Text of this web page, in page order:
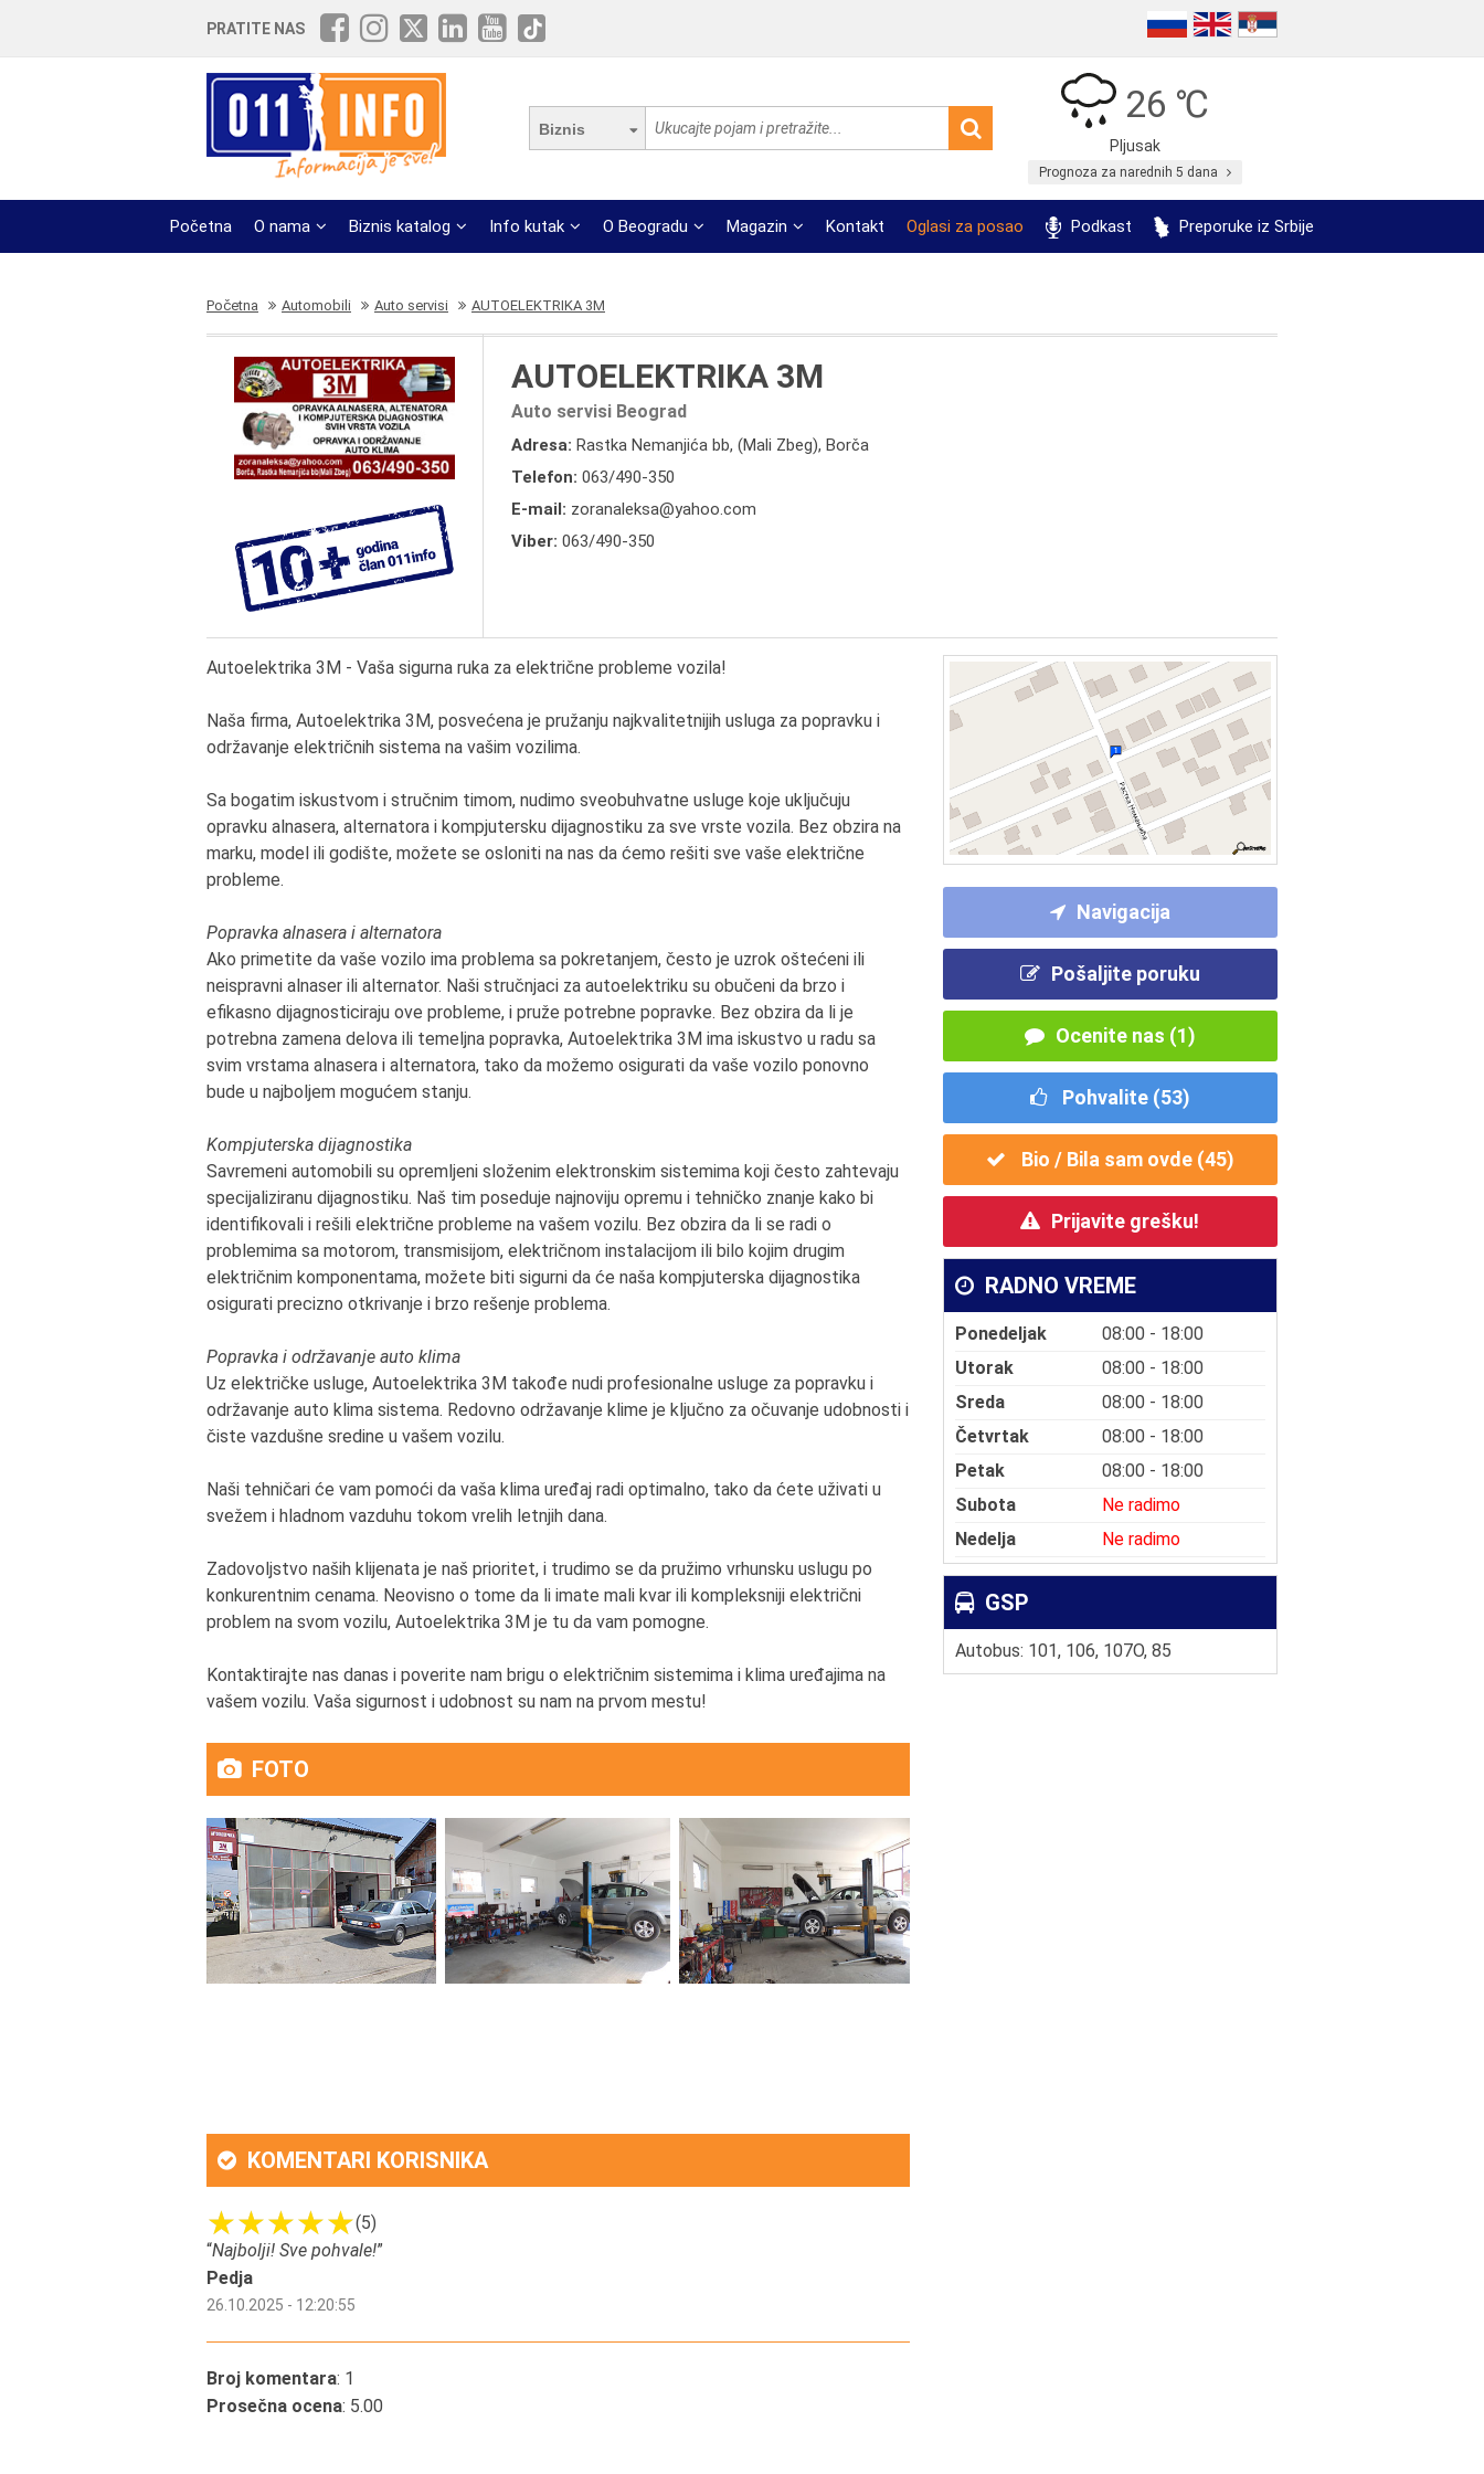
PRATITE NAS
Biznis
26 ℃
Pljusak
Prognoza za narednih 5 dana
Početna O nama Biznis katalog Info kutak O Beogradu Magazin Kontakt Oglasi za posao Podkast Preporuke iz Srbije
Početna Automobili Auto servisi AUTOELEKTRIKA 3M
AUTOELEKTRIKA 3M
Auto servisi Beograd
Adresa: Rastka Nemanjića bb, (Mali Zbeg), Borča
Telefon: 063/490-350
E-mail: zoranaleksa@yahoo.com
Viber: 063/490-350
Navigacija
Pošaljite poruku
Ocenite nas (1)
Pohvalite (53)
Bio / Bila sam ovde (45)
Prijavite grešku!
RADNO VREME
Ponedeljak
08:00 - 18:00
Utorak
08:00 - 18:00
Sreda
08:00 - 18:00
Četvrtak
08:00 - 18:00
Petak
08:00 - 18:00
Subota
Ne radimo
Nedelja
Ne radimo
GSP
Autobus: 101, 106, 107O, 85
Autoelektrika 3M - Vaša sigurna ruka za električne probleme vozila!
Naša firma, Autoelektrika 3M, posvećena je pružanju najkvalitetnijih usluga za popravku i
održavanje električnih sistema na vašim vozilima.
Sa bogatim iskustvom i stručnim timom, nudimo sveobuhvatne usluge koje uključuju
opravku alnasera, alternatora i kompjutersku dijagnostiku za sve vrste vozila. Bez obzira na
marku, model ili godište, možete se osloniti na nas da ćemo rešiti sve vaše električne
probleme.
Popravka alnasera i alternatora
Ako primetite da vaše vozilo ima problema sa pokretanjem, često je uzrok oštećeni ili
neispravni alnaser ili alternator. Naši stručnjaci za autoelektriku su obučeni da brzo i
efikasno dijagnosticiraju ove probleme, i pruže potrebne popravke. Bez obzira da li je
potrebna zamena delova ili temeljna popravka, Autoelektrika 3M ima iskustvo u radu sa
svim vrstama alnasera i alternatora, tako da možemo osigurati da vaše vozilo ponovno
bude u najboljem mogućem stanju.
Kompjuterska dijagnostika
Savremeni automobili su opremljeni složenim elektronskim sistemima koji često zahtevaju
specijaliziranu dijagnostiku. Naš tim poseduje najnoviju opremu i tehničko znanje kako bi
identifikovali i rešili električne probleme na vašem vozilu. Bez obzira da li se radi o
problemima sa motorom, transmisijom, električnom instalacijom ili bilo kojim drugim
električnim komponentama, možete biti sigurni da će naša kompjuterska dijagnostika
osigurati precizno otkrivanje i brzo rešenje problema.
Popravka i održavanje auto klima
Uz električke usluge, Autoelektrika 3M takođe nudi profesionalne usluge za popravku i
održavanje auto klima sistema. Redovno održavanje klime je ključno za očuvanje udobnosti i
čiste vazdušne sredine u vašem vozilu.
Naši tehničari će vam pomoći da vaša klima uređaj radi optimalno, tako da ćete uživati u
svežem i hladnom vazduhu tokom vrelih letnjih dana.
Zadovoljstvo naših klijenata je naš prioritet, i trudimo se da pružimo vrhunsku uslugu po
konkurentnim cenama. Neovisno o tome da li imate mali kvar ili kompleksniji električni
problem na svom vozilu, Autoelektrika 3M je tu da vam pomogne.
Kontaktirajte nas danas i poverite nam brigu o električnim sistemima i klima uređajima na
vašem vozilu. Vaša sigurnost i udobnost su nam na prvom mestu!
FOTO
KOMENTARI KORISNIKA
(5)
“Najbolji! Sve pohvale!”
Pedja
26.10.2025 - 12:20:55
Broj komentara: 1
Prosečna ocena: 5.00